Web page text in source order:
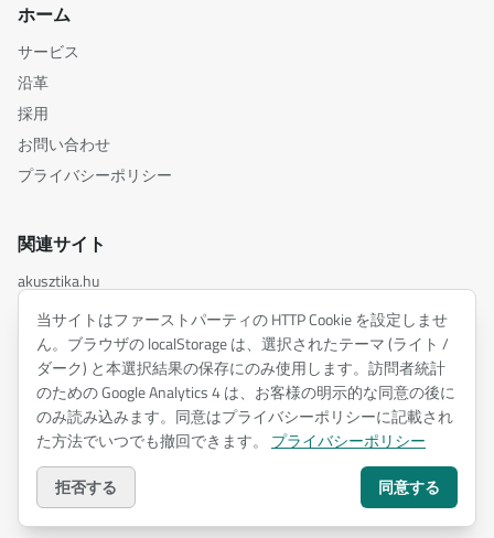
ホーム
サービス
沿革
採用
お問い合わせ
プライバシーポリシー
関連サイト
akusztika.hu
inspiredacoustics.com
soundy.ai
irat.ai
2026ENTEL Műszaki Fejlesztő Kft. —
無断転載を禁じます。
プライバシーポリシー
当サイトはファーストパーティの HTTP Cookie を設定しませ
ん。ブラウザの localStorage は、選択されたテーマ (ライト /
ダーク) と本選択結果の保存にのみ使用します。訪問者統計
のための Google Analytics 4 は、お客様の明示的な同意の後に
のみ読み込みます。同意はプライバシーポリシーに記載され
た方法でいつでも撤回できます。
プライバシーポリシー
拒否する
同意する